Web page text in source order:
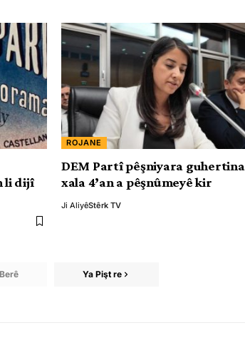
li dijî
ROJANE
DEM Partî pêşniyara guhertina
xala 4’an a pêşnûmeyê kir
Ji AliyêStêrk TV
Ya Pişt re